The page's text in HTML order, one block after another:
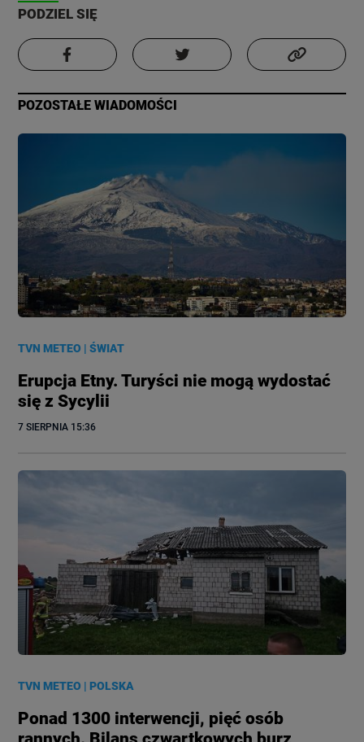
rozpowszechnianie artykułów zamieszczonych w programach oraz na stronach
internetowych TVN S.A. / TVN Media Sp. z o.o. jest zabronione.
PODZIEL SIĘ
POZOSTAŁE WIADOMOŚCI
TVN METEO |ŚWIAT
Erupcja Etny. Turyści nie mogą wydostać
się z Sycylii
7 SIERPNIA 15:36
TVN METEO |POLSKA
Ponad 1300 interwencji, pięć osób